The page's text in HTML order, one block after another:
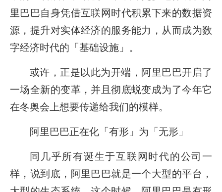
里巴巴自身凭借互联网时代积累下来的数据资
源，提升对实体经济的服务能力，从而成为数
字经济时代的「基础设施」。
或许，正是以此为开端，阿里巴巴开启了
一场全新的变革，并且彻底蜕变成为了今年它
在冬奥会上想要传递给我们的模样。
阿里巴巴正在化「有形」为「无形」
同几乎所有诞生于互联网时代的公司一
样，说到底，阿里巴巴就是一个大型的平台，